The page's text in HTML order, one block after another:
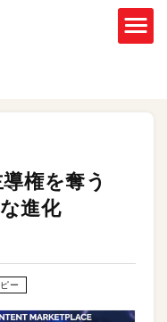
権を奪う
進化
ー